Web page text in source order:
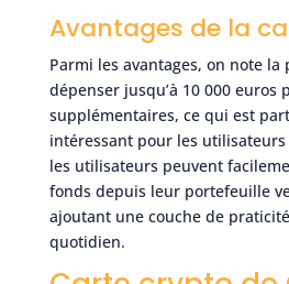
Avantages de la
Parmi les avantages, on note la
dépenser jusqu’à 10 000 euros
supplémentaires, ce qui est
intéressant pour les
les utilisateurs peuvent
fonds depuis leur portefeuille
ajoutant une couche de
quotidien.